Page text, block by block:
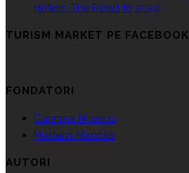
Hotels. The Road to 2030
TURISM MARKET PE FACEBOOK
FONDATORI
Carmina Nitescu
Madalin Mancila
AUTORI